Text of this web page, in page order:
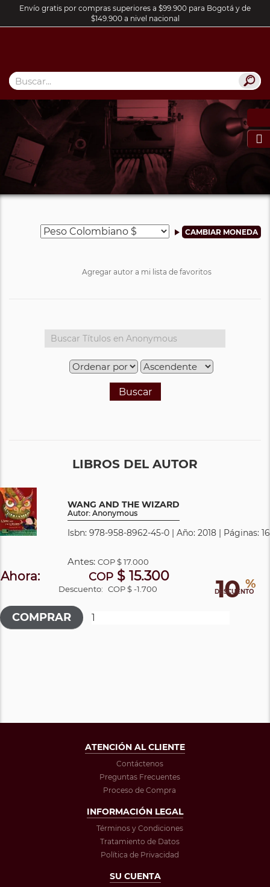
Envío gratis por compras superiores a $99.900 para Bogotá y de
$149.900 a nivel nacional

Agregar autor a mi lista de favoritos
Buscar
LIBROS DEL AUTOR
WANG AND THE WIZARD
Autor: Anonymous
Isbn: 978-958-8962-45-0 | Año: 2018 | Páginas: 16
10 %
DESCUENTO
Antes: COP$ 17.000
Ahora: COP $ 15.300
Descuento: COP $ -1.700
ATENCIÓN AL CLIENTE
Contáctenos
Preguntas Frecuentes
Proceso de Compra
INFORMACIÓN LEGAL
Términos y Condiciones
Tratamiento de Datos
Política de Privacidad
SU CUENTA